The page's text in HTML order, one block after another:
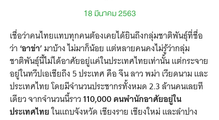
18 มีนาคม 2563
เชื่อว่าคนไทยแทบทุกคนต้องเคยได้ยินถึงกลุ่มชาติพันธุ์ที่ชื่อ
ว่า ‘อาข่า’มาบ้าง ไม่มาก็น้อย แต่หลายคนคงไม่รู้ว่ากลุ่ม
ชาติพันธุ์นี้ไม่ได้อาศัยอยู่แค่ในประเทศไทยเท่านั้น แต่กระจาย
อยู่ในทวีปเอเชียถึง 5 ประเทศ คือ จีน ลาว พม่า เวียดนาม และ
ประเทศไทย โดยมีจำนวนประชากรทั้งหมด 2.3 ล้านคนเลยที
เดียว จากจำนวนนี้ราว110,000 คนพำนักอาศัยอยู่ใน
ประเทศไทยในแถบจังหวัด เชียงราย เชียงใหม่ และลำปาง